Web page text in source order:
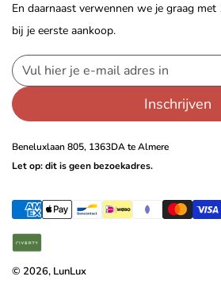
En daarnaast verwennen we je graag
bij je eerste aankoop.
Inschrijven
Beneluxlaan 805, 1363DA te Almere
Let op: dit is geen bezoekadres.
© 2026, LunLux